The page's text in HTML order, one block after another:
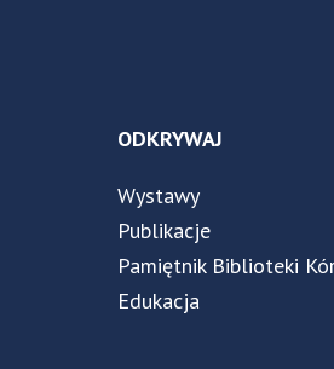
ODKRYWAJ
Wystawy
Publikacje
Pamiętnik Biblioteki
Edukacja